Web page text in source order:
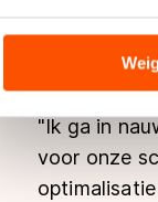
analyseren. We
analyse. Zij
hun services.
adequaat
Meer informatie
Hij wordt
Team
"Ik ga in
voor onze